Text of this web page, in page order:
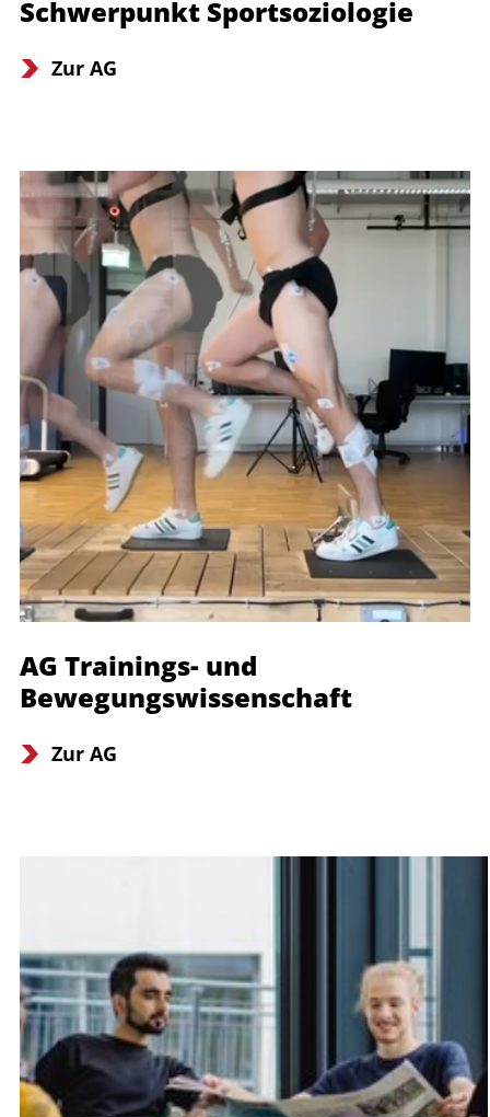
Schwerpunkt Sportsoziologie
Zur AG
AG Trainings- und
Bewegungswissenschaft
Zur AG